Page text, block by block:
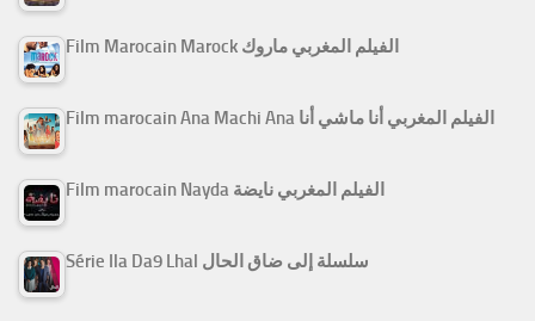
Film Marocain Marock الفيلم المغربي ماروك
Film marocain Ana Machi Ana الفيلم المغربي أنا ماشي أنا
Film marocain Nayda الفيلم المغربي نايضة
Série Ila Da9 Lhal سلسلة إلى ضاق الحال